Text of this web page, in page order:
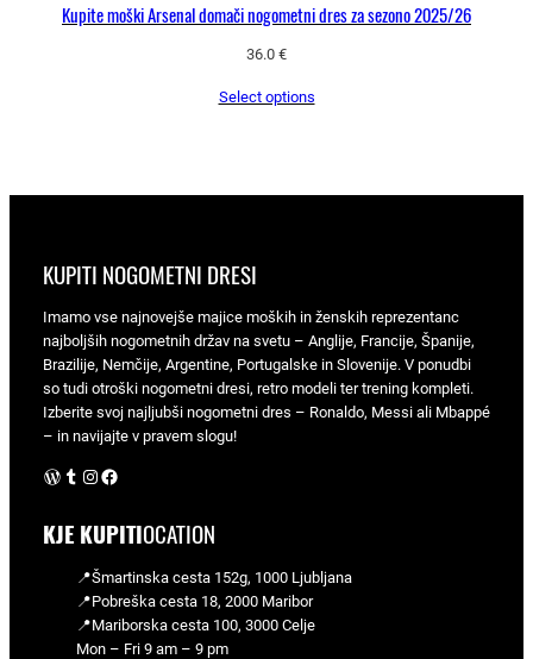
Kupite moški Arsenal domači nogometni dres za sezono 2025/26
36.0 €
Select options
KUPITI NOGOMETNI DRESI
Imamo vse najnovejše majice moških in ženskih reprezentanc
najboljših nogometnih držav na svetu – Anglije, Francije, Španije,
Brazilije, Nemčije, Argentine, Portugalske in Slovenije. V ponudbi
so tudi otroški nogometni dresi, retro modeli ter trening kompleti.
Izberite svoj najljubši nogometni dres – Ronaldo, Messi ali Mbappé
– in navijajte v pravem slogu!
WordPress Instagram Facebook
KJE KUPITIOCATION
📍Šmartinska cesta 152g, 1000 Ljubljana
📍Pobreška cesta 18, 2000 Maribor
📍Mariborska cesta 100, 3000 Celje
Mon – Fri 9 am – 9 pm